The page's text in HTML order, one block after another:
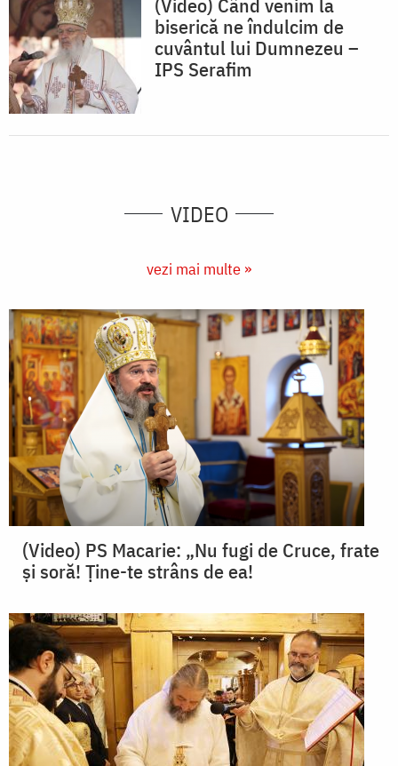
biserică ne îndulcim de
cuvântul lui Dumnezeu –
IPS Serafim
VIDEO
vezi mai multe »
(Video) PS Macarie: „Nu fugi de Cruce, frate
și soră! Ține-te strâns de ea!